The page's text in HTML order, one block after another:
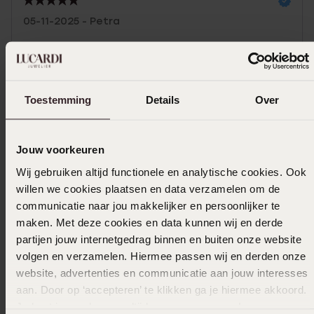
Toestemming Details Over
Jouw voorkeuren
Wij gebruiken altijd functionele en analytische cookies. Ook
willen we cookies plaatsen en data verzamelen om de
communicatie naar jou makkelijker en persoonlijker te
maken. Met deze cookies en data kunnen wij en derde
partijen jouw internetgedrag binnen en buiten onze website
volgen en verzamelen. Hiermee passen wij en derden onze
website, advertenties en communicatie aan jouw interesses
aan. Door op ‘accepteren’ te klikken ga je hiermee akkoord.
05-11-2025 - Petra
Leuke sieraden voor kleine meisjes
In winkelmandje
Ook leuk voor jou